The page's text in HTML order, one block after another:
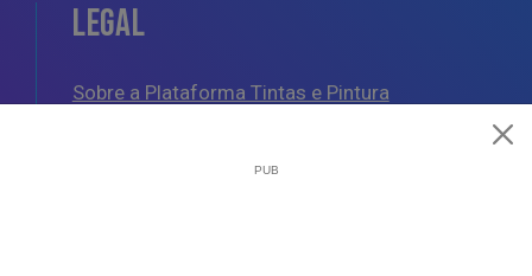
LEGAL
Sobre a Plataforma Tintas e Pintura